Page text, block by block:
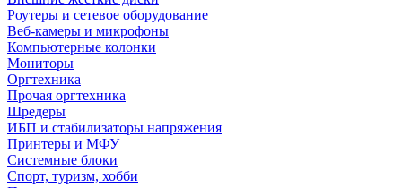
Роутеры и сетевое оборудование
Веб-камеры и микрофоны
Компьютерные колонки
Мониторы
Оргтехника
Прочая оргтехника
Шредеры
ИБП и стабилизаторы напряжения
Принтеры и МФУ
Системные блоки
Спорт, туризм, хобби